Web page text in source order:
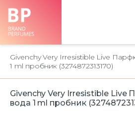
Givenchy Very Irresistible Live
1 ml пробник (3274872313170)
Givenchy Very Irresistible
вода 1 ml пробник